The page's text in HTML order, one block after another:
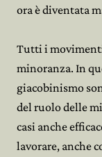
ora è diventata
Tutti i
minoranza. In
giacobinismo
del ruolo delle
casi anche
lavorare, anche